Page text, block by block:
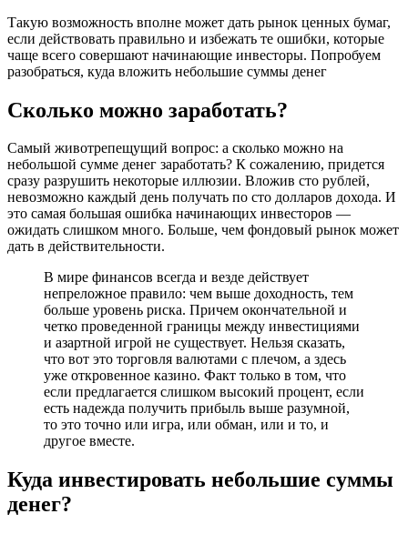
Такую возможность вполне может дать рынок ценных бумаг,
если действовать правильно и избежать те ошибки, которые
чаще всего совершают начинающие инвесторы. Попробуем
разобраться, куда вложить небольшие суммы денег
Сколько можно заработать?
Самый животрепещущий вопрос: а сколько можно на
небольшой сумме денег заработать? К сожалению, придется
сразу разрушить некоторые иллюзии. Вложив сто рублей,
невозможно каждый день получать по сто долларов дохода. И
это самая большая ошибка начинающих инвесторов —
ожидать слишком много. Больше, чем фондовый рынок может
дать в действительности.
В мире финансов всегда и везде действует
непреложное правило: чем выше доходность, тем
больше уровень риска. Причем окончательной и
четко проведенной границы между инвестициями
и азартной игрой не существует. Нельзя сказать,
что вот это торговля валютами с плечом, а здесь
уже откровенное казино. Факт только в том, что
если предлагается слишком высокий процент, если
есть надежда получить прибыль выше разумной,
то это точно или игра, или обман, или и то, и
другое вместе.
Куда инвестировать небольшие суммы
денег?